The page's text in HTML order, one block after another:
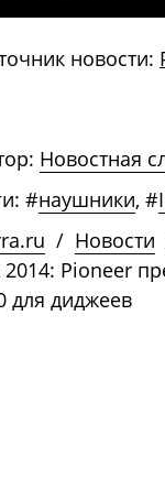
новости:
Новостная
#наушники, #
/ Новости
2014: Pioneer
для диджеев